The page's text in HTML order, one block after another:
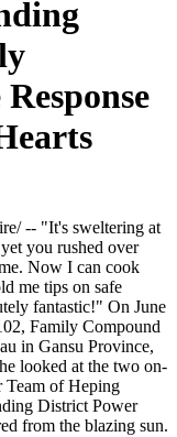
-- "It's sweltering at
you rushed over
Now I can cook
me tips on safe
fantastic!" On June
Family Compound
in Gansu Province,
looked at the two on-
Team of Heping
District Power
from the blazing sun.